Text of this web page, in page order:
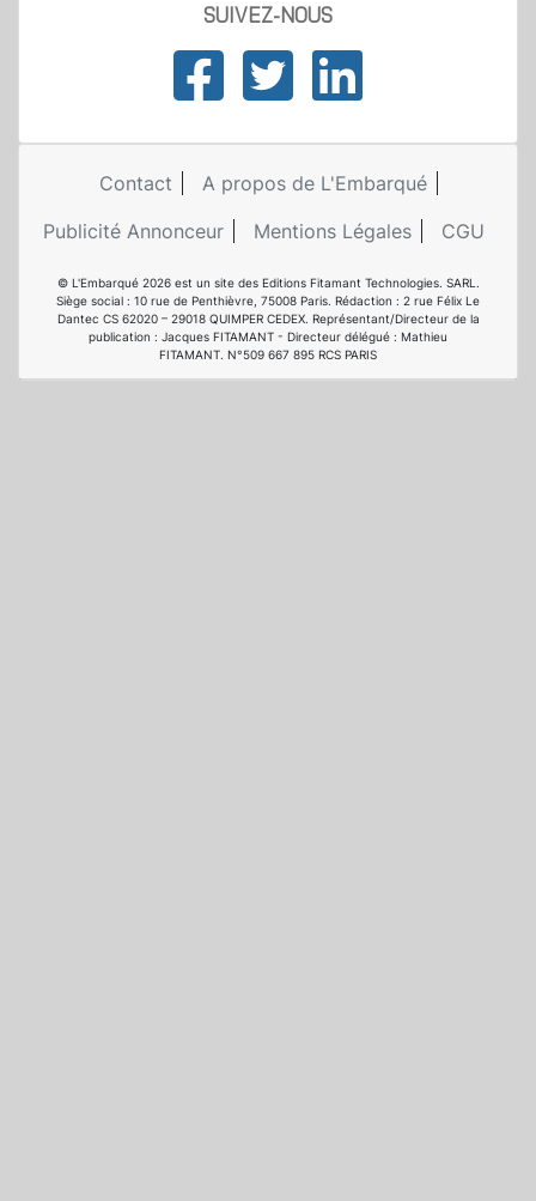
SUIVEZ-NOUS
Contact
A propos de L'Embarqué
Publicité Annonceur
Mentions Légales CGU
© L'Embarqué 2026 est un site des Editions Fitamant Technologies. SARL.
Siège social : 10 rue de Penthièvre, 75008 Paris. Rédaction : 2 rue Félix Le
Dantec CS 62020 – 29018 QUIMPER CEDEX. Représentant/Directeur de la
publication : Jacques FITAMANT - Directeur délégué : Mathieu
FITAMANT. N°509 667 895 RCS PARIS